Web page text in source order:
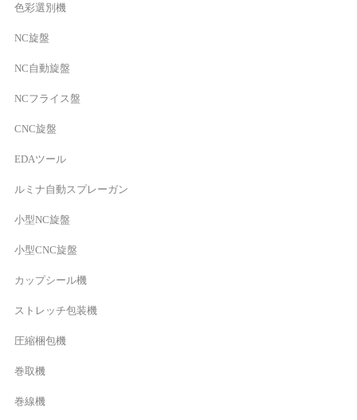
色彩選別機
NC旋盤
NC自動旋盤
NCフライス盤
CNC旋盤
EDAツール
ルミナ自動スプレーガン
小型NC旋盤
小型CNC旋盤
カップシール機
ストレッチ包装機
圧縮梱包機
巻取機
巻線機